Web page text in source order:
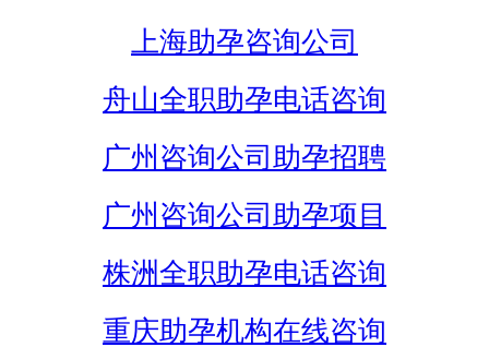
上海助孕咨询公司
舟山全职助孕电话咨询
广州咨询公司助孕招聘
广州咨询公司助孕项目
株洲全职助孕电话咨询
重庆助孕机构在线咨询